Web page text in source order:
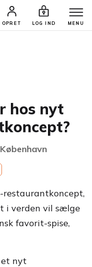
OPRET LOG IND MENU
SØG PROFIL
hos nyt
restaurantkoncept,
i verden vil sælge
favorit-spise,
nyt